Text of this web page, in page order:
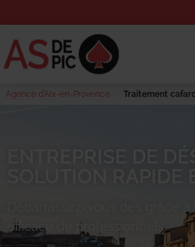
Agence d’Aix-en-Provence Traitement
ENTREPRISE DE
SOLUTION RAPIDE
grâce
efficace de professionnels.